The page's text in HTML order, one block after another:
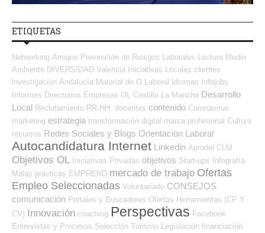
ETIQUETAS
Networking Amigos Prevención de Riesgos Laborales Lectura Medio
Ambiente DIVERSIDAD Valencia Iniciativas Locales clientes
investigación Andalucía Material de O.Laboral Idiomas
Infojobs
Informes Directorios Empresas OL Castilla La Mancha Desarrollo
Local Reclutamiento RR.HH. docentes contenido Coronavirus
marketing estrategia transformación digital marca profesional Cultura
recursos Redes Sociales y Blogs Orientación Laboral
Autocandidatura Internet Linkedin Aprodel CLM
Objetivos OL Iniciativas Privadas objetivos Start-ups
Infografía
Malas prácticas EMPREND mercado de trabajo Ofertas
Empleo Seleccionadas Voluntariado CONSEJOS
comunicación Portales y Buscadores Ofertas Herramientas (CP Y
CV) Innovación coaching Perspectivas Facebook
Entrevistas y Procesos Selección Turismo Legislación financiación